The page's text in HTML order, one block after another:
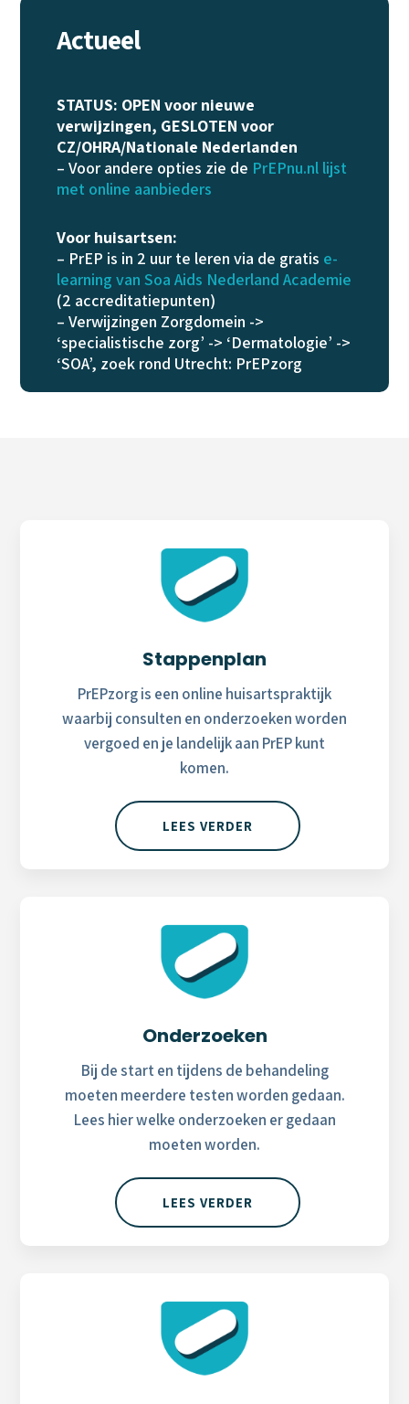
Actueel
STATUS: OPEN voor nieuwe
verwijzingen, GESLOTEN voor
CZ/OHRA/Nationale Nederlanden
– Voor andere opties zie de PrEPnu.nl lijst
met online aanbieders
Voor huisartsen:
– PrEP is in 2 uur te leren via de gratis e-
learning van Soa Aids Nederland Academie
(2 accreditatiepunten)
– Verwijzingen Zorgdomein ->
‘specialistische zorg’ -> ‘Dermatologie’ ->
‘SOA’, zoek rond Utrecht: PrEPzorg
Stappenplan
PrEPzorg is een online huisartspraktijk
waarbij consulten en onderzoeken worden
vergoed en je landelijk aan PrEP kunt
komen.
LEES VERDER
Onderzoeken
Bij de start en tijdens de behandeling
moeten meerdere testen worden gedaan.
Lees hier welke onderzoeken er gedaan
moeten worden.
LEES VERDER